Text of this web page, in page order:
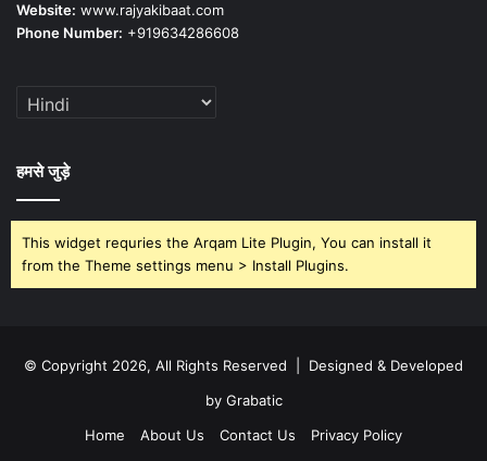
Website: www.rajyakibaat.com
Phone Number: +919634286608
हमसे जुड़े
This widget requries the Arqam Lite Plugin, You can install it
from the Theme settings menu > Install Plugins.
© Copyright 2026, All Rights Reserved | Designed & Developed
by Grabatic
Home
About Us Contact Us Privacy Policy